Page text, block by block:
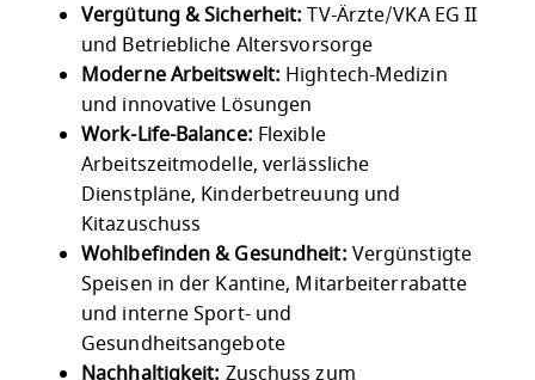
Vergütung & Sicherheit: TV-Ärzte/VKA EG II
und Betriebliche Altersvorsorge
Moderne Arbeitswelt: Hightech-Medizin
und innovative Lösungen
Work-Life-Balance: Flexible
Arbeitszeitmodelle, verlässliche
Dienstpläne, Kinderbetreuung und
Kitazuschuss
Wohlbefinden & Gesundheit: Vergünstigte
Speisen in der Kantine, Mitarbeiterrabatte
und interne Sport- und
Gesundheitsangebote
Nachhaltigkeit: Zuschuss zum